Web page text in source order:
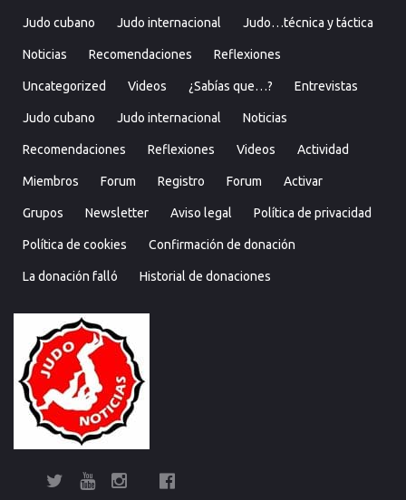
Judo cubano Judo internacional Judo…técnica y táctica
Noticias Recomendaciones Reflexiones
Uncategorized Videos ¿Sabías que…? Entrevistas
Judo cubano Judo internacional Noticias
Recomendaciones Reflexiones Videos Actividad
Miembros Forum Registro Forum Activar
Grupos Newsletter Aviso legal Política de privacidad
Política de cookies Confirmación de donación
La donación falló Historial de donaciones
Enciclopedia
TwitterYouTubeInstagramEntrevistas
Facebook